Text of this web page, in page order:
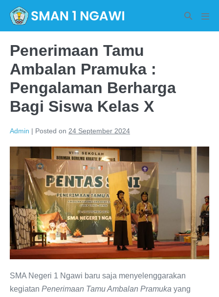
content
Search
Penerimaan Tamu
Ambalan Pramuka :
Pengalaman Berharga
Bagi Siswa Kelas X
Admin | Posted on 24 September 2024
SMA Negeri 1 Ngawi baru saja menyelenggarakan
kegiatan Penerimaan Tamu Ambalan Pramuka yang